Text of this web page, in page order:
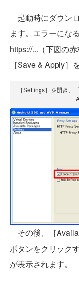
起動時にダウン
ます。エラーにな
https://...（下図の
［Save & Apply］
［Settings］を開き、
その後、［
ボタンをクリック
が表示されます。